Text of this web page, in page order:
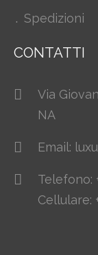
Spedizioni
CONTATTI
Via
NA
Email:
Telefono:
Cellulare: